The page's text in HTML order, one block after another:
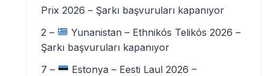
Prix 2026 – Şarkı başvuruları kapanıyor
2 –
Yunanistan – Ethnikós Telikós 2026 –
Şarkı başvuruları kapanıyor
7 –
Estonya – Eesti Laul 2026 –